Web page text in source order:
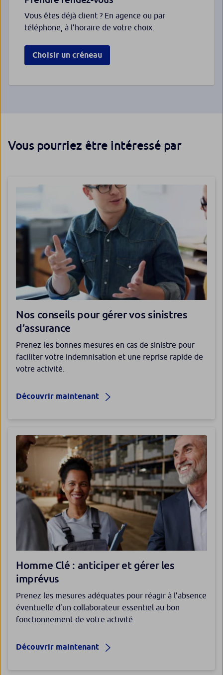
Vous êtes déjà client ? En agence ou par
téléphone, à l’horaire de votre choix.
Choisir un créneau
Vous pourriez être intéressé par
Nos conseils pour gérer vos sinistres
d’assurance
Prenez les bonnes mesures en cas de sinistre pour
faciliter votre indemnisation et une reprise rapide de
votre activité.
Découvrir maintenant
Homme Clé : anticiper et gérer les
imprévus
Prenez les mesures adéquates pour réagir à l’absence
éventuelle d’un collaborateur essentiel au bon
fonctionnement de votre activité.
Découvrir maintenant